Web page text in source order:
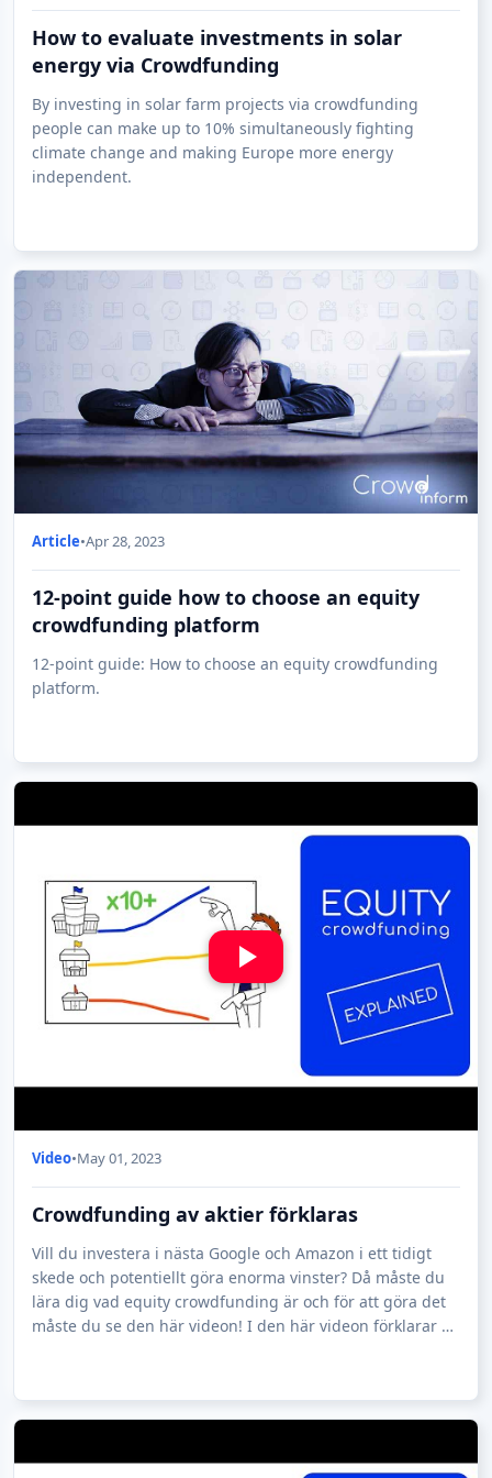
How to evaluate investments in solar
energy via Crowdfunding
By investing in solar farm projects via crowdfunding
people can make up to 10% simultaneously fighting
climate change and making Europe more energy
independent.
Article•Apr 28, 2023
12-point guide how to choose an equity
crowdfunding platform
12-point guide: How to choose an equity crowdfunding
platform.
Video•May 01, 2023
Crowdfunding av aktier förklaras
Vill du investera i nästa Google och Amazon i ett tidigt
skede och potentiellt göra enorma vinster? Då måste du
lära dig vad equity crowdfunding är och för att göra det
måste du se den här videon! I den här videon förklarar vi